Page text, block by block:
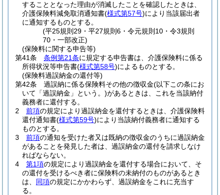
することとなった理由が消滅したことを確認したときは、
介護保険料減免取消通知書(様式第57号)により当該届出者
に通知するものとする。
(平25規則29・平27規則6・令元規則10・令3規則
70・一部改正)
(保険料に関する申告等)
第41条
条例第21条に規定する申告書は、介護保険料に係る
所得状況等申告書(様式第58号)によるものとする。
(保険料過誤納金の還付等)
第42条
過誤納に係る保険料その他の徴収金(以下この条にお
いて「過誤納金」という。)があるときは、これを当該納付
義務者に還付する。
2
前項の規定により過誤納金を還付するときは、介護保険料
還付通知書(様式第59号)により当該納付義務者に通知する
ものとする。
3
前項の通知を受けた者又は既納の徴収金のうちに過誤納金
があることを発見した者は、過誤納金の還付を請求しなけ
ればならない。
4
第1項の規定により過誤納金を還付する場合において、そ
の還付を受けるべき者に保険料の未納付のものがあるとき
は、 同項の規定にかかわらず、過誤納金をこれに充当す
る。